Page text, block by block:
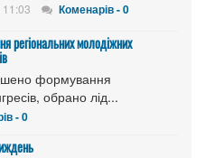
Коменарів - 0
регіональних молодіжних
формування
обрано лід...
- 0